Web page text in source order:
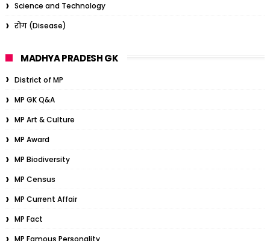
Science and Technology
रोग (Disease)
MADHYA PRADESH GK
District of MP
MP GK Q&A
MP Art & Culture
MP Award
MP Biodiversity
MP Census
MP Current Affair
MP Fact
MP Famous Personality